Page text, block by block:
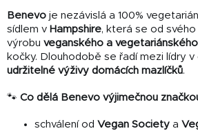
Benevo je nezávislá a 100%
sídlem v Hampshire, která se od
výrobu veganského a
kočky. Dlouhodobě se řadí mezi lídry v
udržitelné výživy domácích mazlíčků.
🐾 Co dělá Benevo výjimečnou
schválení od Vegan Society a